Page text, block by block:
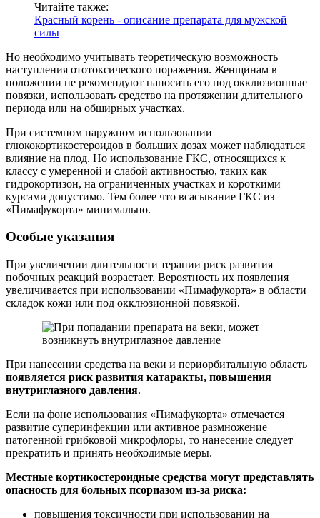
Читайте также:
Красный корень - описание препарата для мужской
силы
Но необходимо учитывать теоретическую возможность
наступления ототоксического поражения. Женщинам в
положении не рекомендуют наносить его под окклюзионные
повязки, использовать средство на протяжении длительного
периода или на обширных участках.
При системном наружном использовании
глюкокортикостероидов в больших дозах может наблюдаться
влияние на плод. Но использование ГКС, относящихся к
классу с умеренной и слабой активностью, таких как
гидрокортизон, на ограниченных участках и короткими
курсами допустимо. Тем более что всасывание ГКС из
«Пимафукорта» минимально.
Особые указания
При увеличении длительности терапии риск развития
побочных реакций возрастает. Вероятность их появления
увеличивается при использовании «Пимафукорта» в области
складок кожи или под окклюзионной повязкой.
При нанесении средства на веки и периорбитальную область
появляется риск развития катаракты, повышения
внутриглазного давления.
Если на фоне использования «Пимафукорта» отмечается
развитие суперинфекции или активное размножение
патогенной грибковой микрофлоры, то нанесение следует
прекратить и принять необходимые меры.
Местные кортикостероидные средства могут представлять
опасность для больных псориазом из-за риска:
повышения токсичности при использовании на